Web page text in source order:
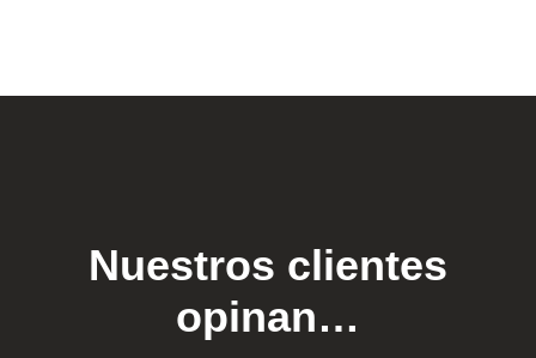
Nuestros clientes
opinan…